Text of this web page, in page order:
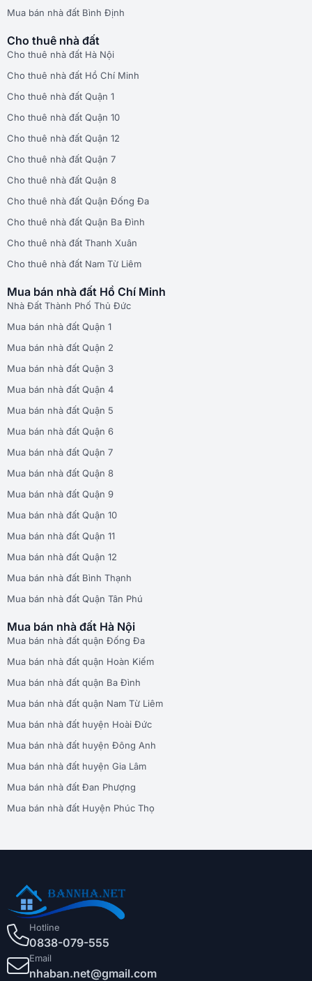
Mua bán nhà đất Bình Định
Cho thuê nhà đất
Cho thuê nhà đất Hà Nội
Cho thuê nhà đất Hồ Chí Minh
Cho thuê nhà đất Quận 1
Cho thuê nhà đất Quận 10
Cho thuê nhà đất Quận 12
Cho thuê nhà đất Quận 7
Cho thuê nhà đất Quận 8
Cho thuê nhà đất Quận Đống Đa
Cho thuê nhà đất Quận Ba Đình
Cho thuê nhà đất Thanh Xuân
Cho thuê nhà đất Nam Từ Liêm
Mua bán nhà đất Hồ Chí Minh
Nhà Đất Thành Phố Thủ Đức
Mua bán nhà đất Quận 1
Mua bán nhà đất Quận 2
Mua bán nhà đất Quận 3
Mua bán nhà đất Quận 4
Mua bán nhà đất Quận 5
Mua bán nhà đất Quận 6
Mua bán nhà đất Quận 7
Mua bán nhà đất Quận 8
Mua bán nhà đất Quận 9
Mua bán nhà đất Quận 10
Mua bán nhà đất Quận 11
Mua bán nhà đất Quận 12
Mua bán nhà đất Bình Thạnh
Mua bán nhà đất Quận Tân Phú
Mua bán nhà đất Hà Nội
Mua bán nhà đất quận Đống Đa
Mua bán nhà đất quận Hoàn Kiếm
Mua bán nhà đất quận Ba Đình
Mua bán nhà đất quận Nam Từ Liêm
Mua bán nhà đất huyện Hoài Đức
Mua bán nhà đất huyện Đông Anh
Mua bán nhà đất huyện Gia Lâm
Mua bán nhà đất Đan Phượng
Mua bán nhà đất Huyện Phúc Thọ
Hotline
0838-079-555
Email
nhaban.net@gmail.com